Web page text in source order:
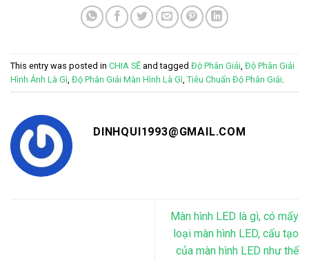
This entry was posted in CHIA SẼ and tagged Độ Phân Giải Độ Phân Giải
Hình Ảnh Là Gì Độ Phân Giải Màn Hình Là Gì Tiêu Chuẩn Độ Phân Giải
DINHQUI1993@GMAIL.COM
Màn hình LED là gì, có mấy
loại màn hình LED, cấu tạo
của màn hình LED như thế